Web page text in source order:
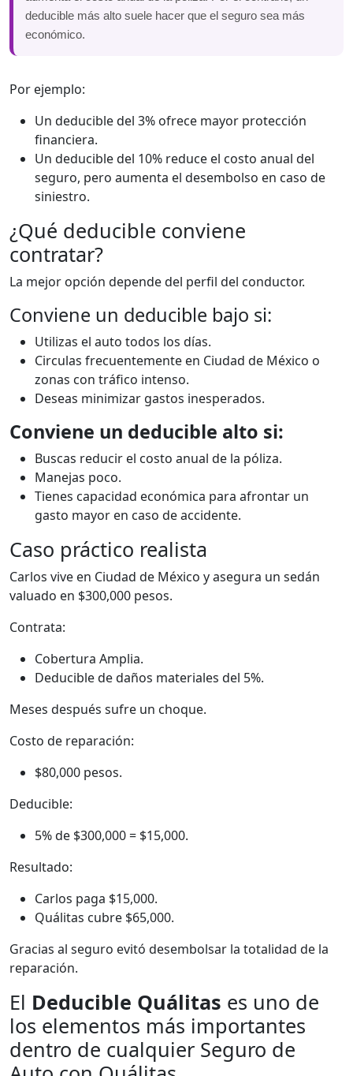
deducible más alto suele hacer que el seguro sea más
económico.
Por ejemplo:
Un deducible del 3% ofrece mayor protección
financiera.
Un deducible del 10% reduce el costo anual del
seguro, pero aumenta el desembolso en caso de
siniestro.
¿Qué deducible conviene
contratar?
La mejor opción depende del perfil del conductor.
Conviene un deducible bajo si:
Utilizas el auto todos los días.
Circulas frecuentemente en Ciudad de México o
zonas con tráfico intenso.
Deseas minimizar gastos inesperados.
Conviene un deducible alto si:
Buscas reducir el costo anual de la póliza.
Manejas poco.
Tienes capacidad económica para afrontar un
gasto mayor en caso de accidente.
Caso práctico realista
Carlos vive en Ciudad de México y asegura un sedán
valuado en $300,000 pesos.
Contrata:
Cobertura Amplia.
Deducible de daños materiales del 5%.
Meses después sufre un choque.
Costo de reparación:
$80,000 pesos.
Deducible:
5% de $300,000 = $15,000.
Resultado:
Carlos paga $15,000.
Quálitas cubre $65,000.
Gracias al seguro evitó desembolsar la totalidad de la
reparación.
El Deducible Quálitas es uno de
los elementos más importantes
dentro de cualquier Seguro de